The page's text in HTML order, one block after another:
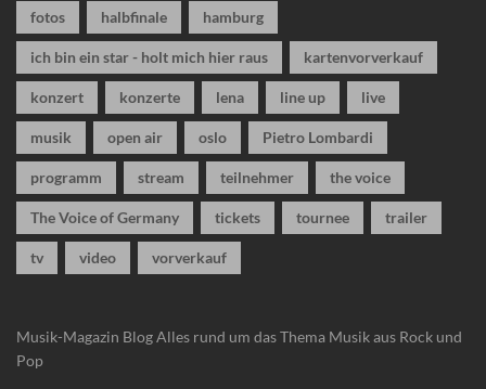
fotos halbfinale hamburg
ich bin ein star - holt mich hier raus kartenvorverkauf
konzert konzerte lena line up live
musik open air oslo Pietro Lombardi
programm stream teilnehmer the voice
The Voice of Germany tickets tournee trailer
tv video vorverkauf
Musik-Magazin BlogAlles rund um das Thema Musik aus Rock und
Pop